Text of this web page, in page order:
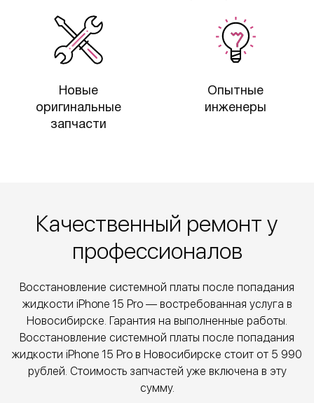
Новые
оригинальные
запчасти
Опытные
инженеры
Качественный ремонт у
профессионалов
Восстановление системной платы после попадания
жидкости iPhone 15 Pro — востребованная услуга в
Новосибирске. Гарантия на выполненные работы.
Восстановление системной платы после попадания
жидкости iPhone 15 Pro в Новосибирске стоит от 5 990
рублей. Стоимость запчастей уже включена в эту
сумму.